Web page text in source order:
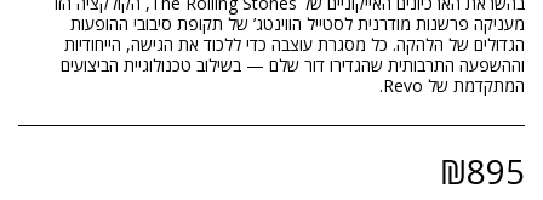
מעניקה פרשנות מודרנית לסטייל הווינטג’ של תקופת סיבובי ההופעות
הגדולים של הלהקה. כל מסגרת עוצבה כדי ללכוד את הגישה, הייחודיות
וההשפעה התרבותית שהגדירו דור שלם — בשילוב טכנולוגיית הביצועים
המתקדמת של Revo.
₪895